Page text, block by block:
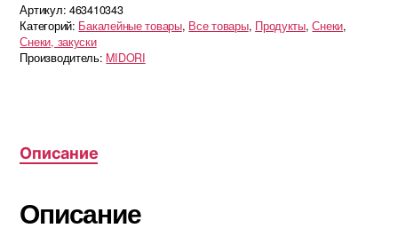
Артикул: 463410343
Категорий: Бакалейные товары, Все товары, Продукты,Снеки,
Снеки, закуски
Производитель: MIDORI
Описание
Описание